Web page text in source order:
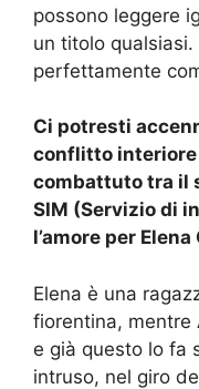
possono leggere
un titolo
perfettamente
Ci potresti
conflitto
combattuto tra il
SIM (Servizio di
l’amore per
Elena è una
fiorentina, mentre
e già questo lo fa
intruso, nel giro